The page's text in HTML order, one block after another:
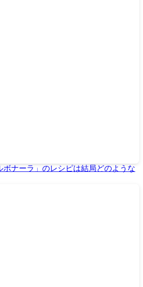
ボナーラ」のレシピは結局どのような